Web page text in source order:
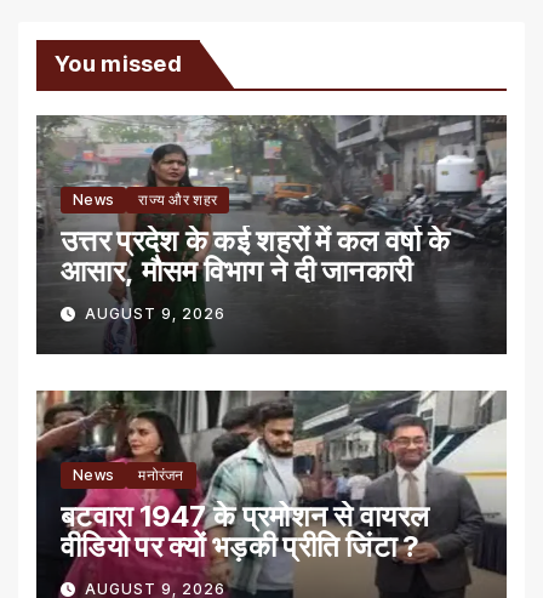
You missed
News राज्य और शहर
उत्तर प्रदेश के कई शहरों में कल वर्षा के
आसार, मौसम विभाग ने दी जानकारी
AUGUST 9, 2026
News मनोरंजन
बटवारा 1947 के प्रमोशन से वायरल
वीडियो पर क्यों भड़की प्रीति जिंटा ?
AUGUST 9, 2026